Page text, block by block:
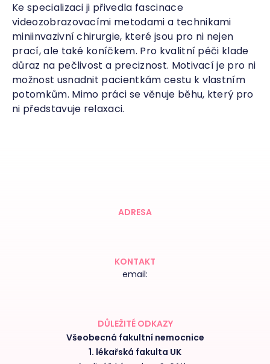
Ke specializaci ji přivedla fascinace
videozobrazovacími metodami a technikami
miniinvazivní chirurgie, které jsou pro ni nejen
prací, ale také koníčkem. Pro kvalitní péči klade
důraz na pečlivost a preciznost. Motivací je pro ni
možnost usnadnit pacientkám cestu k vlastním
potomkům. Mimo práci se věnuje běhu, který pro
ni představuje relaxaci.
ADRESA
KONTAKT
email:
DŮLEŽITÉ ODKAZY
Všeobecná fakultní nemocnice
1. lékařská fakulta UK